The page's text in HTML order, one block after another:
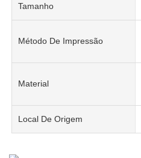
Tamanho
Método De Impressão
Material
Local De Origem